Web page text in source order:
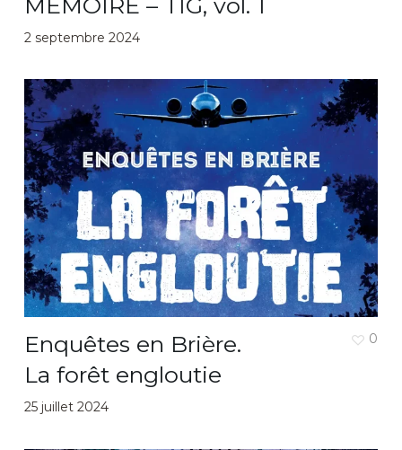
2 septembre 2024
Enquêtes en Brière.
La forêt engloutie
25 juillet 2024
0